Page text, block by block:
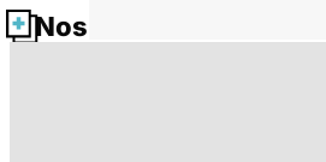
Nos fiches santé